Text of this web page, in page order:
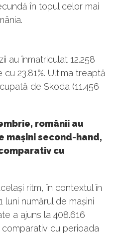
în topul celor mai
au înmatriculat 12.258
23.81%. Ultima treaptă
de Skoda (11.456
românii au
mașini second-hand,
cu
ritm, în contextul în
luni numărul de mașini
a ajuns la 408.616
cu perioada